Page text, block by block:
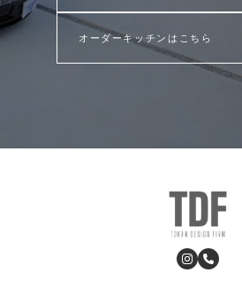
オーダーキッチンはこちら